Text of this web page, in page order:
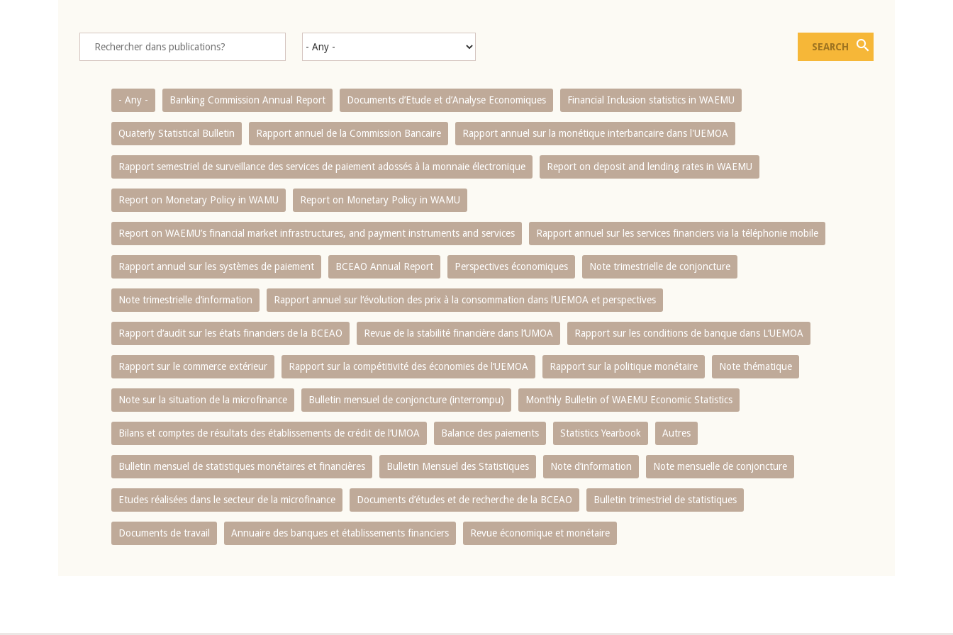
- Any - Banking Commission Annual Report Documents d’Etude et d’Analyse Economiques Financial Inclusion statistics in WAEMU
Quaterly Statistical Bulletin Rapport annuel de la Commission Bancaire Rapport annuel sur la monétique interbancaire dans l'UEMOA
Rapport semestriel de surveillance des services de paiement adossés à la monnaie électronique Report on deposit and lending rates in WAEMU
Report on Monetary Policy in WAMU Report on Monetary Policy in WAMU
Report on WAEMU’s financial market infrastructures, and payment instruments and services Rapport annuel sur les services financiers via la téléphonie mobile
Rapport annuel sur les systèmes de paiement BCEAO Annual Report Perspectives économiques Note trimestrielle de conjoncture
Note trimestrielle d‘information Rapport annuel sur l‘évolution des prix à la consommation dans l‘UEMOA et perspectives
Rapport d‘audit sur les états financiers de la BCEAO Revue de la stabilité financière dans l‘UMOA Rapport sur les conditions de banque dans L‘UEMOA
Rapport sur le commerce extérieur Rapport sur la compétitivité des économies de l‘UEMOA Rapport sur la politique monétaire Note thématique
Note sur la situation de la microfinance Bulletin mensuel de conjoncture (interrompu) Monthly Bulletin of WAEMU Economic Statistics
Bilans et comptes de résultats des établissements de crédit de l‘UMOA Balance des paiements Statistics Yearbook Autres
Bulletin mensuel de statistiques monétaires et financières Bulletin Mensuel des Statistiques Note d’information Note mensuelle de conjoncture
Etudes réalisées dans le secteur de la microfinance Documents d’études et de recherche de la BCEAO Bulletin trimestriel de statistiques
Documents de travail Annuaire des banques et établissements financiers Revue économique et monétaire